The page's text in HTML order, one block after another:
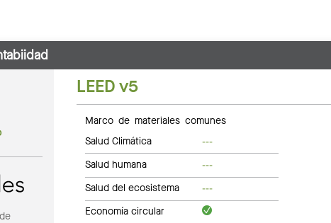
LEED v5
Marco de materiales comunes
Salud Climática
---
Salud humana
---
Salud del ecosistema
---
Economía circular